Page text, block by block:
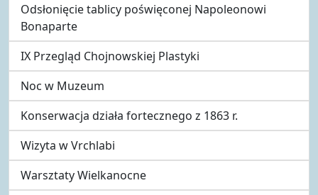
Odsłonięcie tablicy poświęconej Napoleonowi
Bonaparte
IX Przegląd Chojnowskiej Plastyki
Noc w Muzeum
Konserwacja działa fortecznego z 1863 r.
Wizyta w Vrchlabi
Warsztaty Wielkanocne